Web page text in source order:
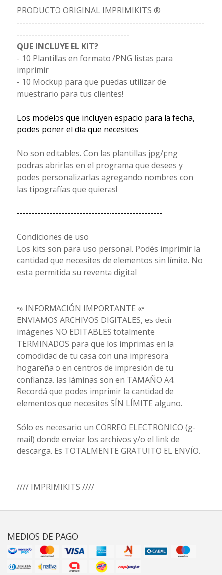
PRODUCTO ORIGINAL IMPRIMIKITS ®
---------------------------------------------------------------
--------------------------------------
QUE INCLUYE EL KIT?
- 10 Plantillas en formato /PNG listas para
imprimir
- 10 Mockup para que puedas utilizar de
muestrario para tus clientes!
Los modelos que incluyen espacio para la fecha,
podes poner el día que necesites
No son editables. Con las plantillas jpg/png
podras abrirlas en el programa que desees y
podes personalizarlas agregando nombres con
las tipografías que quieras!
-------------------------------------------------
Condiciones de uso
Los kits son para uso personal. Podés imprimir la
cantidad que necesites de elementos sin límite. No
esta permitida su reventa digital
•» INFORMACIÓN IMPORTANTE «•
ENVIAMOS ARCHIVOS DIGITALES, es decir
imágenes NO EDITABLES totalmente
TERMINADOS para que los imprimas en la
comodidad de tu casa con una impresora
hogareña o en centros de impresión de tu
confianza, las láminas son en TAMAÑO A4.
Recordá que podes imprimir la cantidad de
elementos que necesites SÍN LÍMITE alguno.
Sólo es necesario un CORREO ELECTRONICO (g-
mail) donde enviar los archivos y/o el link de
descarga. Es TOTALMENTE GRATUITO EL ENVÍO.
//// IMPRIMIKITS ////
MEDIOS DE PAGO